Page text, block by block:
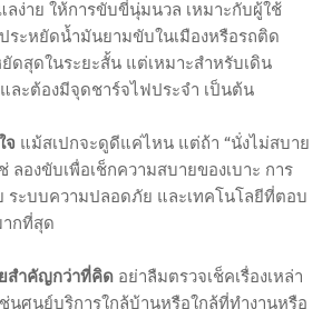
ลง่าย ให้การขับขี่นุ่มนวล เหมาะกับผู้ใช้
ระหยัดน้ำมันยามขับในเมืองหรือรถติด
ดสุดในระยะสั้น แต่เหมาะสำหรับเดิน
ละต้องมีจุดชาร์จไฟประจำ เป็นต้น
จ แม้สเปกจะดูดีแค่ไหน แต่ถ้า “นั่งไม่สบาย
ลองขับเพื่อเช็กความสบายของเบาะ การ
ระบบความปลอดภัย และเทคโนโลยีที่ตอบ
กที่สุด
สำคัญกว่าที่คิด อย่าลืมตรวจเช็คเรื่องเหล่า
นศูนย์บริการใกล้บ้านหรือใกล้ที่ทำงานหรือ